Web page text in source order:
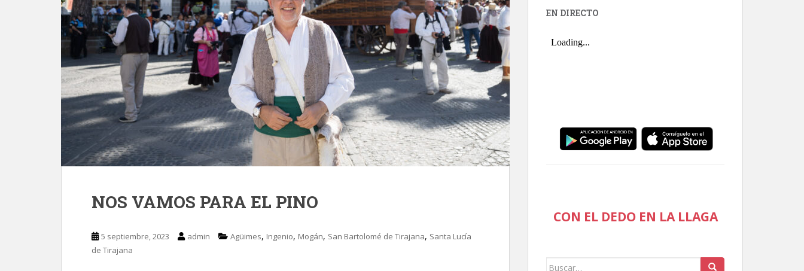
NOS VAMOS PARA EL PINO
5 septiembre, 2023 admin Agüimes, Ingenio, Mogán, San Bartolomé de Tirajana, Santa Lucía
de Tirajana
EN DIRECTO
CON EL DEDO EN LA LLAGA
Buscar: